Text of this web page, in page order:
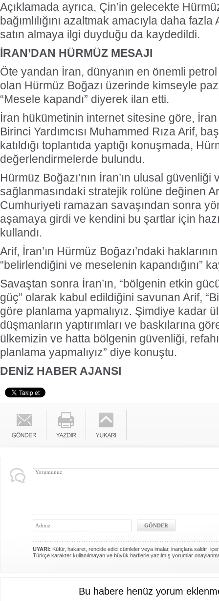
Açıklamada ayrıca, Çin’in gelecekte
bağımlılığını azaltmak amacıyla daha
satın almaya ilgi duyduğu da kaydedildi.
İRAN’DAN HÜRMÜZ MESAJI
Öte yandan İran, dünyanın en önemli
olan Hürmüz Boğazı üzerinde kimseyle
“Mesele kapandı” diyerek ilan etti.
İran hükümetinin internet sitesine göre,
Birinci Yardımcısı Muhammed Rıza Arif,
katıldığı toplantıda yaptığı konuşmada,
değerlendirmelerde bulundu.
Hürmüz Boğazı’nın İran’ın ulusal güvenliği
sağlanmasındaki stratejik rolüne değinen
Cumhuriyeti ramazan savaşından sonra
aşamaya girdi ve kendini bu şartlar için
kullandı.
Arif, İran’ın Hürmüz Boğazı’ndaki
“belirlendiğini ve meselenin kapandığını”
Savaştan sonra İran’ın, “bölgenin etkin
güç” olarak kabul edildiğini savunan Arif,
göre planlama yapmalıyız. Şimdiye kadar
düşmanların yaptırımları ve baskılarına
ülkemizin ve hatta bölgenin güvenliği,
planlama yapmalıyız” diye konuştu.
DENİZ HABER AJANSI
UYARI: Küfür, hakaret, rencide edici cümleler veya imalar, inançlara saldırı
Türkçe karakter kullanılmayan ve büyük harflerle yazılmış yorumlar
Bu habere henüz yorum